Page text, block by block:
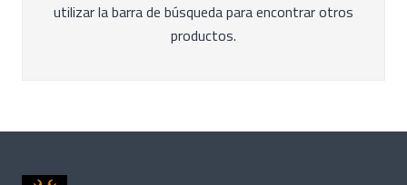
utilizar la barra de búsqueda para encontrar otros
productos.